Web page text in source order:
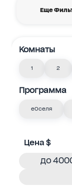
Еще
Комнаты
1 2
Программа
еОселя
Цена $
до